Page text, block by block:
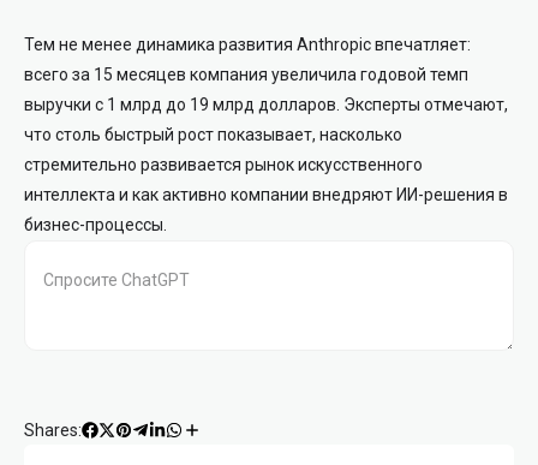
Тем не менее динамика развития Anthropic впечатляет:
всего за 15 месяцев компания увеличила годовой темп
выручки с 1 млрд до 19 млрд долларов. Эксперты отмечают,
что столь быстрый рост показывает, насколько
стремительно развивается рынок искусственного
интеллекта и как активно компании внедряют ИИ-решения в
бизнес-процессы.
Shares: